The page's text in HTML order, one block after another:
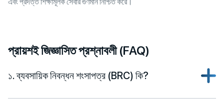
প্রায়শই জিজ্ঞাসিত প্রশ্নাবলী (FAQ)
১. ব্যবসায়িক নিবন্ধন শংসাপত্র (BRC) কি?